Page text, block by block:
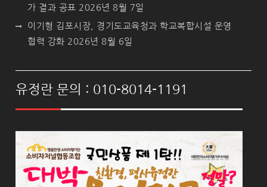
가 결과 공표 2026년 8월 7일
이기형 김포시장, 경기도교육청과 학교복합시설 운영
협력 강화 2026년 8월 6일
유정란 문의 : 010-8014-1191